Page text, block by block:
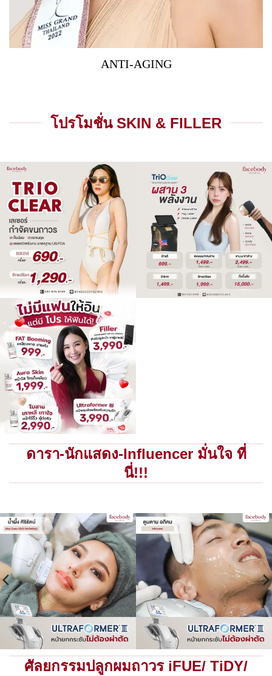
ANTI-AGING
โปรโมชั่น SKIN & FILLER
ดารา-นักแสดง-Influencer มั่นใจ ที่
นี่!!!
ศัลยกรรมปลูกผมถาวร iFUE/ TiDY/